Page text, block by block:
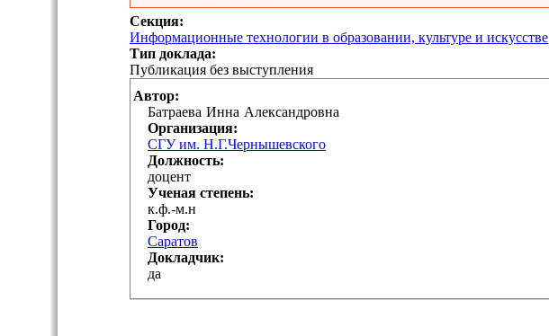
Секция:
Информационные технологии в образовании, культуре и искусстве
Тип доклада:
Публикация без выступления
Автор:
Батраева Инна Александровна
Организация:
СГУ им. Н.Г.Чернышевского
Должность:
доцент
Ученая степень:
к.ф.-м.н
Город:
Саратов
Докладчик:
да